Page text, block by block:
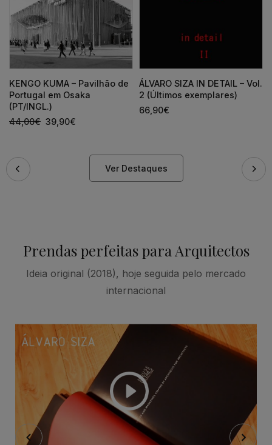
KENGO KUMA – Pavilhão de
Portugal em Osaka
(PT/INGL.)
44,00€ 39,90€
ÁLVARO SIZA IN DETAIL – Vol.
2 (Últimos exemplares)
66,90€
Ver Destaques
Prendas perfeitas para Arquitectos
Ideia original (2018), hoje seguida pelo mercado
internacional